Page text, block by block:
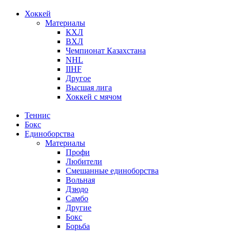
Хоккей
Материалы
КХЛ
ВХЛ
Чемпионат Казахстана
NHL
IIHF
Другое
Высшая лига
Хоккей с мячом
Теннис
Бокс
Единоборства
Материалы
Профи
Любители
Смешанные единоборства
Вольная
Дзюдо
Самбо
Другие
Бокс
Борьба